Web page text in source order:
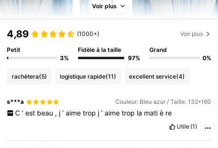
Voir plus
4,89 (1000+) Voir plus
Petit
3%
Fidèle à la taille
97%
Grand
0%
rachètera(5) logistique rapide(11) excellent service(4)
s***a Couleur: Bleu azur / Taille: 132*160
C ’ est beau , j ’ aime trop j ’ aime trop la mati è re
Utile (1)